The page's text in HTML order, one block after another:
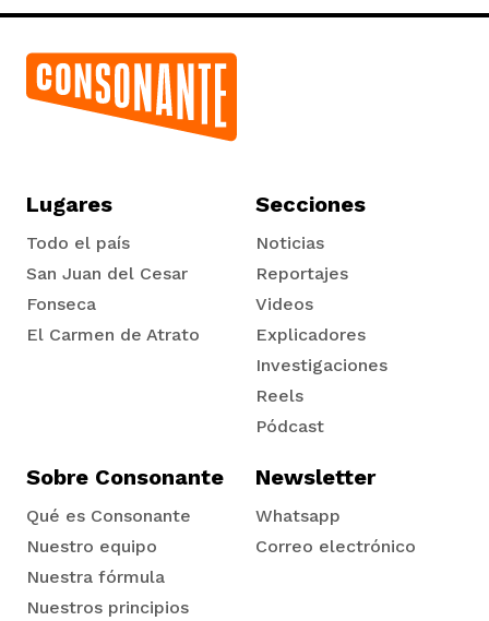
Lugares
Todo el país
San Juan del Cesar
Fonseca
El Carmen de Atrato
Secciones
Noticias
Reportajes
Videos
Explicadores
Investigaciones
Reels
Pódcast
Sobre Consonante
Qué es Consonante
Nuestro equipo
Nuestra fórmula
Nuestros principios
Newsletter
Whatsapp
Correo electrónico